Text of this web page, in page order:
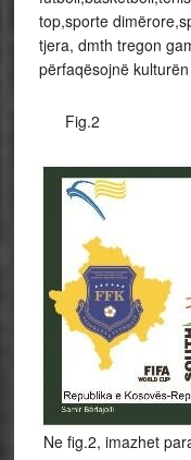
top,sporte
tjera, dmth tregon
përfaqësojnë
Fig.2
Ne fig.2, imazhet